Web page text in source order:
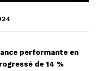
performante en
de 14 %